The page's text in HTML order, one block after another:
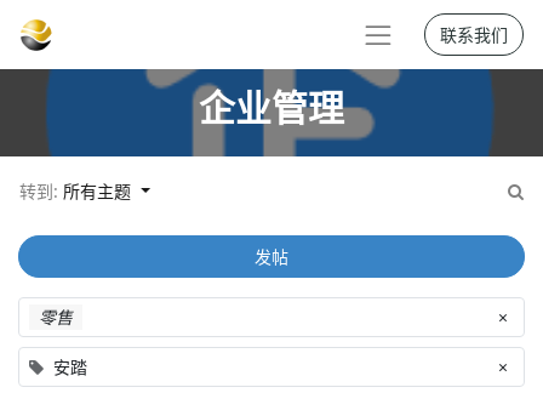
联系我们
企业管理
转到: 所有主题
零售 ×
安踏 ×
发帖